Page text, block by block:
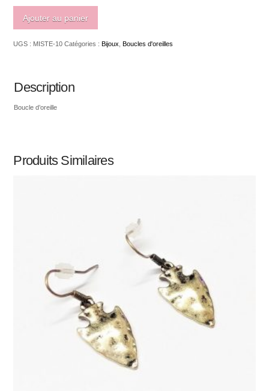
Boucle
d'oreille
travaillé
Ajouter au panier
UGS : MISTE-10 Catégories :Bijoux ,Boucles d'oreilles
Description
Boucle d’oreille
Produits Similaires